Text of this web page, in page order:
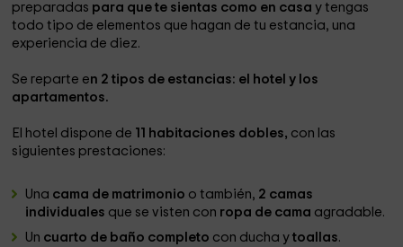
preparadas para que te sientas como en casay tengas
todo tipo de elementos que hagan de tu estancia, una
experiencia de diez.
Se reparte en 2 tipos de estancias: el hotel y los
apartamentos.
El hotel dispone de 11 habitaciones dobles, con las
siguientes prestaciones:
Una cama de matrimonio o también, 2 camas
individuales que se visten con ropa de cama agradable.
Un cuarto de baño completo con ducha ytoallas.